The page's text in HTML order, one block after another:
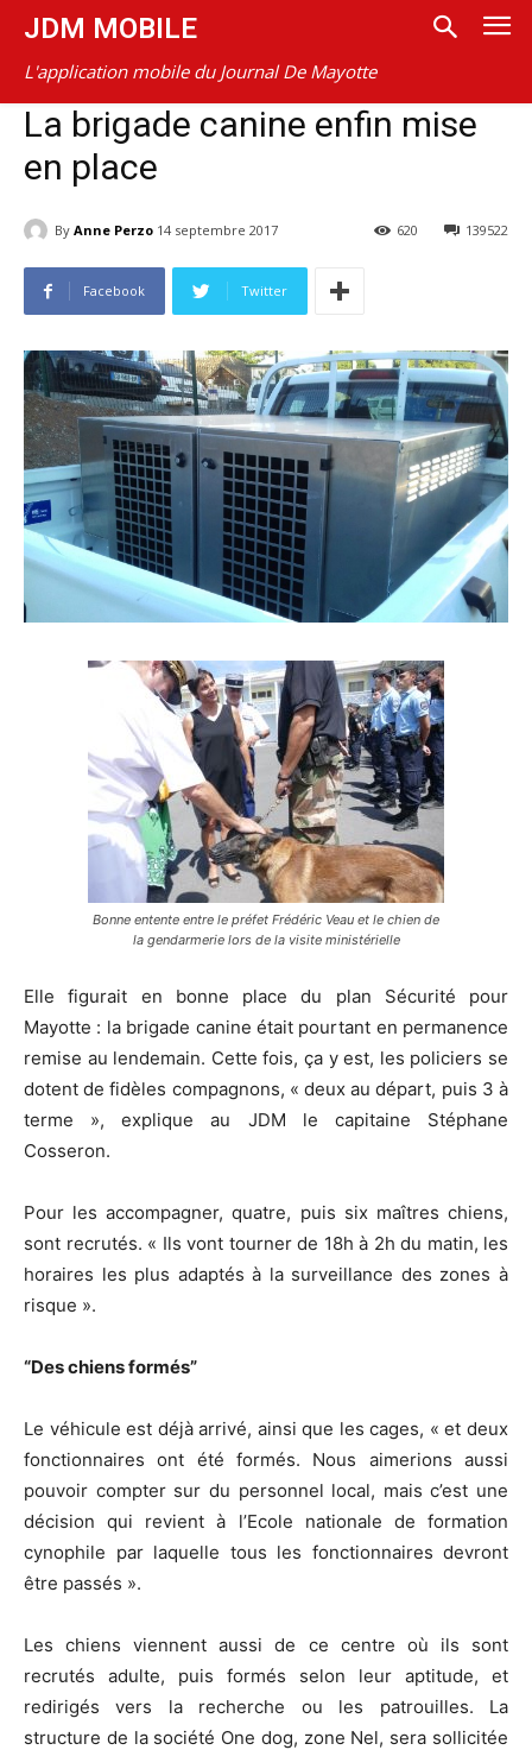
JDM MOBILE
L'application mobile du Journal De Mayotte
La brigade canine enfin mise
en place
By Anne Perzo 14 septembre 2017 139522
620
Facebook Twitter
Bonne entente entre le préfet Frédéric Veau et le chien de
la gendarmerie lors de la visite ministérielle
Elle figurait en bonne place du plan Sécurité pour
Mayotte : la brigade canine était pourtant en permanence
remise au lendemain. Cette fois, ça y est, les policiers se
dotent de fidèles compagnons, « deux au départ, puis 3 à
terme », explique au JDM le capitaine Stéphane
Cosseron.
Pour les accompagner, quatre, puis six maîtres chiens,
sont recrutés. « Ils vont tourner de 18h à 2h du matin, les
horaires les plus adaptés à la surveillance des zones à
risque ».
“Des chiens formés”
Le véhicule est déjà arrivé, ainsi que les cages, « et deux
fonctionnaires ont été formés. Nous aimerions aussi
pouvoir compter sur du personnel local, mais c’est une
décision qui revient à l’Ecole nationale de formation
cynophile par laquelle tous les fonctionnaires devront
être passés ».
Les chiens viennent aussi de ce centre où ils sont
recrutés adulte, puis formés selon leur aptitude, et
redirigés vers la recherche ou les patrouilles. La
structure de la société One dog, zone Nel, sera sollicitée